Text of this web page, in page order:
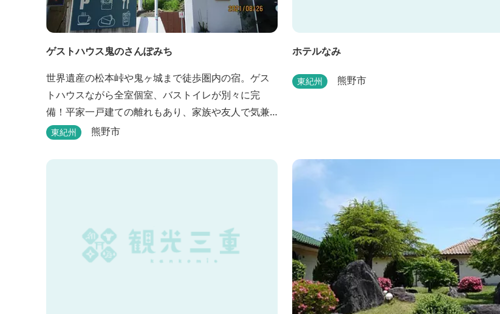
ゲストハウス鬼のさんぽみち
世界遺産の松本峠や鬼ヶ城まで徒歩圏内の宿。ゲス
トハウスながら全室個室、バストイレが別々に完
備！平家一戸建ての離れもあり、家族や友人で気兼
ねなく泊まれます。
東紀州 熊野市
ホテルなみ
東紀州 熊野市